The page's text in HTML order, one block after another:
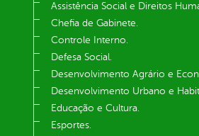
Assistência Social e Direitos
Chefia de Gabinete.
Controle Interno.
Defesa Social.
Desenvolvimento Agrário e
Desenvolvimento Urbano e
Educação e Cultura.
Esportes.